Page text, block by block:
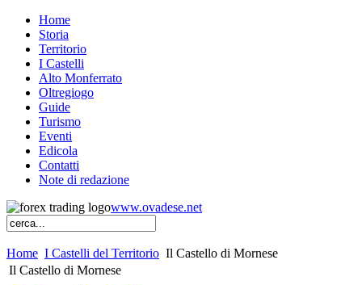
Home
Storia
Territorio
I Castelli
Alto Monferrato
Oltregiogo
Guide
Turismo
Eventi
Edicola
Contatti
Note di redazione
www.ovadese.net
Home I Castelli del Territorio Il Castello di Mornese
Il Castello di Mornese